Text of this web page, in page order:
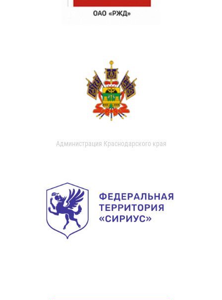
Администрация Краснодарского края